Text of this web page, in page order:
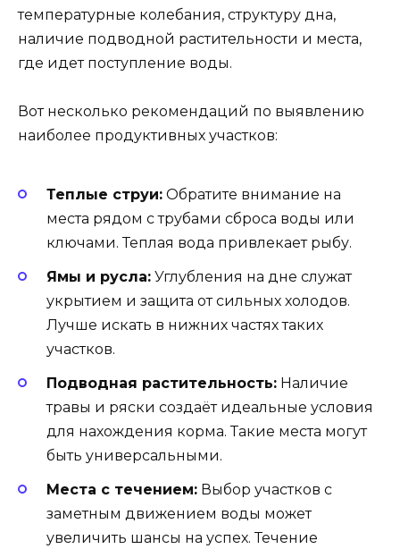
температурные колебания, структуру дна,
наличие подводной растительности и места,
где идет поступление воды.
Вот несколько рекомендаций по выявлению
наиболее продуктивных участков:
Теплые струи: Обратите внимание на
места рядом с трубами сброса воды или
ключами. Теплая вода привлекает рыбу.
Ямы и русла: Углубления на дне служат
укрытием и защита от сильных холодов.
Лучше искать в нижних частях таких
участков.
Подводная растительность: Наличие
травы и ряски создаёт идеальные условия
для нахождения корма. Такие места могут
быть универсальными.
Места с течением: Выбор участков с
заметным движением воды может
увеличить шансы на успех. Течение